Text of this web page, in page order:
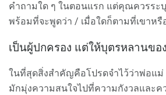
คำถามใด ๆ ในตอนแรก แต่คุณควรระ
พร้อมที่จะพูดว่า / เมื่อใดก็ตามที่เขาหรื
เป็นผู้ปกครอง แต่ให้บุตรหลานขอ
ในที่สุดสิ่งสำคัญคือโปรดจำไว้ว่าพ่อแม่
มักมุ่งความสนใจไปที่ความกังวลและค